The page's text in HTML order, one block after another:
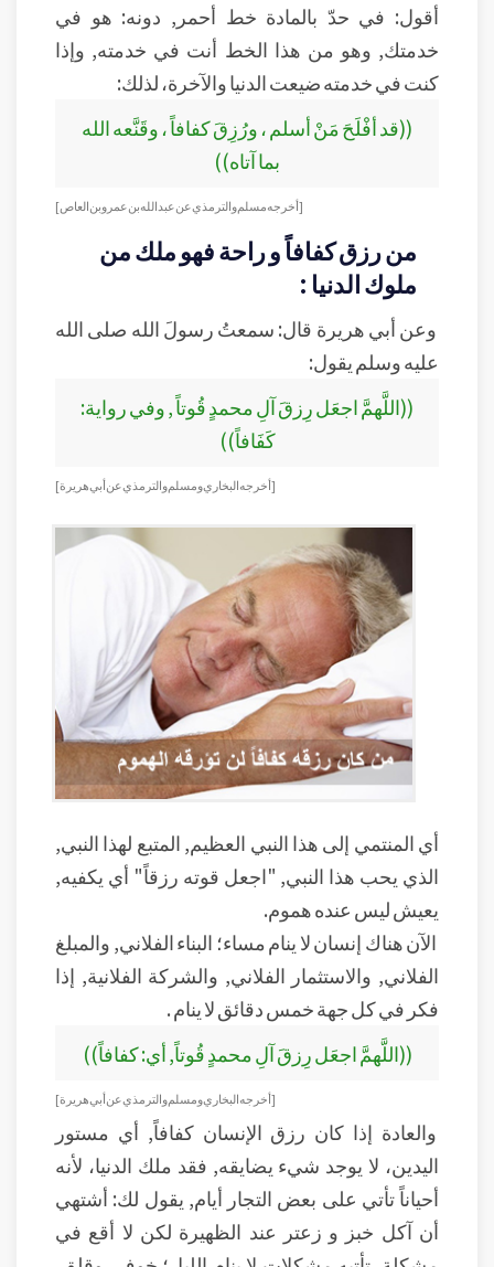
أقول: في حدّ بالمادة خط أحمر, دونه: هو في
خدمتك, وهو من هذا الخط أنت في خدمته, وإذا
كنت في خدمته ضيعت الدنيا والآخرة، لذلك:
((قد أفْلَحَ مَنْ أسلم ، ورُزِقَ كفافاً ، وقَنَّعه الله
بما آتاه))
[أخرجه مسلم والترمذي عن عبد الله بن عمرو بن العاص]
من رزق كفافاً و راحة فهو ملك من
ملوك الدنيا :
وعن أبي هريرة قال: سمعتُ رسولَ الله صلى الله
عليه وسلم يقول:
((اللَّهمَّ اجعَل رِزقَ آلِ محمدٍ قُوتاً , وفي رواية:
كَفَافاً))
[أخرجه البخاري ومسلم والترمذي عن أبي هريرة]
أي المنتمي إلى هذا النبي العظيم, المتبع لهذا النبي,
الذي يحب هذا النبي, "اجعل قوته رزقاً" أي يكفيه,
يعيش ليس عنده هموم.
الآن هناك إنسان لا ينام مساء؛ البناء الفلاني, والمبلغ
الفلاني, والاستثمار الفلاني, والشركة الفلانية, إذا
فكر في كل جهة خمس دقائق لا ينام .
((اللَّهمَّ اجعَل رِزقَ آلِ محمدٍ قُوتاً, أي: كفافاً))
[أخرجه البخاري ومسلم والترمذي عن أبي هريرة]
والعادة إذا كان رزق الإنسان كفافاً, أي مستور
اليدين، لا يوجد شيء يضايقه, فقد ملك الدنيا، لأنه
أحياناً تأتي على بعض التجار أيام, يقول لك: أشتهي
أن آكل خبز و زعتر عند الظهيرة لكن لا أقع في